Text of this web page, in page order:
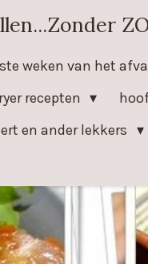
weken van het
recepten
en ander lekkers